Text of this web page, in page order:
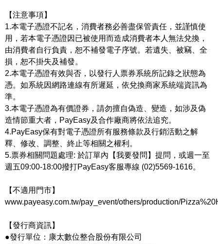
【注意事項】
1.本電子憑證不記名，消費者務必善盡保管責任，並謹慎使
用，若本電子憑證因已被使用而造成消費者本人無法兌換，
由消費者自行負責，恕不補發電子序號。若遺失、被竊、全
損，恕不掛失及補發。
2.本電子憑證有效與否，以發行人票券系統所記錄之狀態為
憑。如系統因網路連線有所遲延，依兌換商家系統端資訊為
準。
3.本電子憑證為有價證券，請勿擅自偽造、變造，如涉及偽
造情節重大者，PayEasy及合作廠商將依法追究。
4.PayEasy保有對電子憑證所有服務條款及行銷活動之解
釋、修改、調整、終止等相關之權利。
5.票券相關問題處理: 於訂單內【我要發問】提問，或週一至
週五09:00-18:00撥打PayEasy客服專線 (02)5569-1616。
【不適用門市】
www.payeasy.com.tw/pay_event/others/production/
【發行商資訊】
●發行單位：康太數位整合股份有限公司